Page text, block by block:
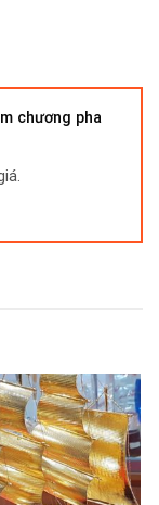
chương pha